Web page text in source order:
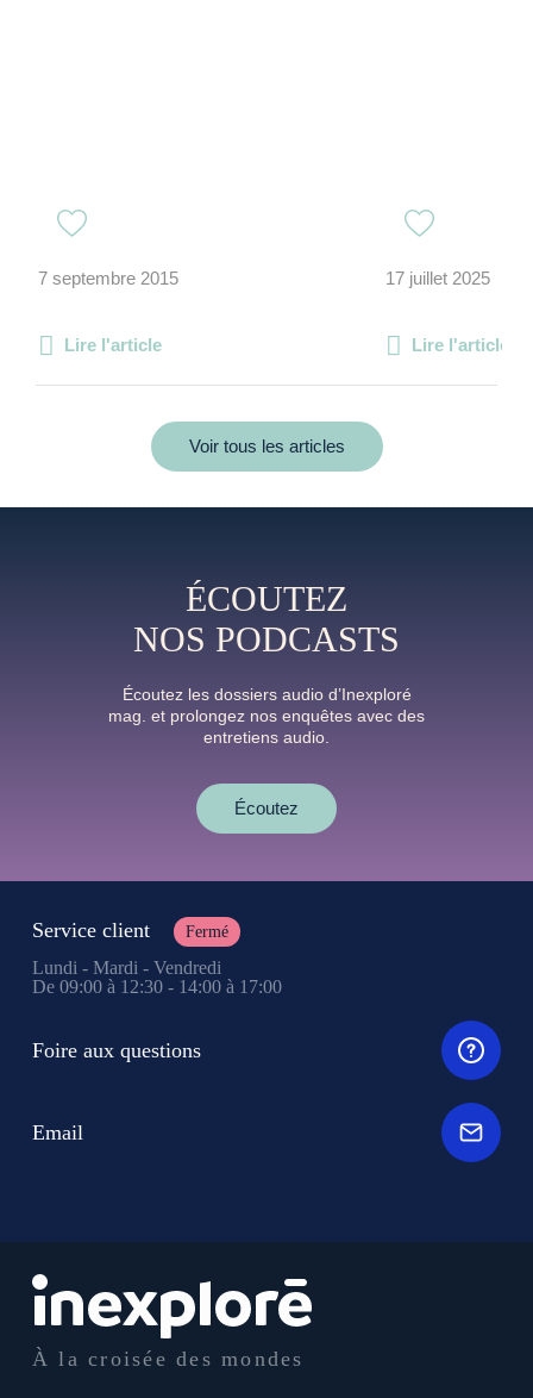
7 septembre 2015
Lire l'article
17 juillet 2025
Lire l'article
Voir tous les articles
ÉCOUTEZ
NOS PODCASTS
Écoutez les dossiers audio d’Inexploré
mag. et prolongez nos enquêtes avec des
entretiens audio.
Écoutez
À la croisée des mondes
Service client Fermé
Lundi - Mardi - Vendredi
De 09:00 à 12:30 - 14:00 à 17:00
Foire aux questions
Email